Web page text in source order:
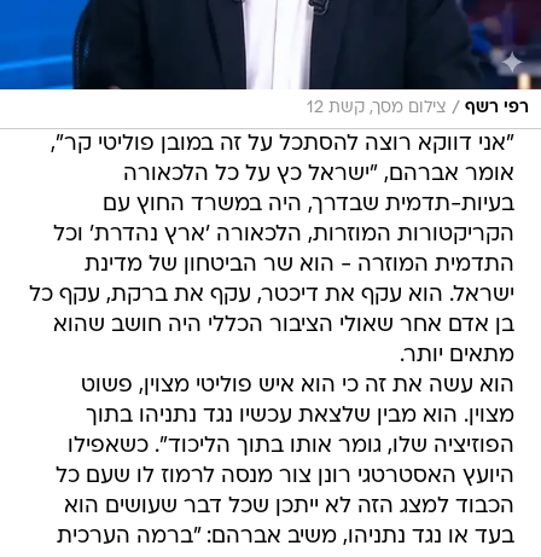
רפי רשף / צילום מסך, קשת 12
"אני דווקא רוצה להסתכל על זה במובן פוליטי קר",
אומר אברהם, "ישראל כץ על כל הלכאורה
בעיות-תדמית שבדרך, היה במשרד החוץ עם
הקריקטורות המוזרות, הלכאורה 'ארץ נהדרת' וכל
התדמית המוזרה - הוא שר הביטחון של מדינת
ישראל. הוא עקף את דיכטר, עקף את ברקת, עקף כל
בן אדם אחר שאולי הציבור הכללי היה חושב שהוא
מתאים יותר.
הוא עשה את זה כי הוא איש פוליטי מצוין, פשוט
מצוין. הוא מבין שלצאת עכשיו נגד נתניהו בתוך
הפוזיציה שלו, גומר אותו בתוך הליכוד". כשאפילו
היועץ האסטרטגי רונן צור מנסה לרמוז לו שעם כל
הכבוד למצג הזה לא ייתכן שכל דבר שעושים הוא
בעד או נגד נתניהו, משיב אברהם: "ברמה הערכית